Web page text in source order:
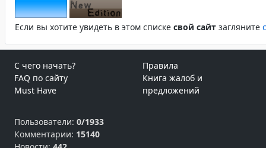
Если вы хотите увидеть в этом спиcке свой сайт загляните
С чего начать?
FAQ по сайту
Must Have
Правила
Книга жалоб и
предложений
Пользователи: 0/1933
Комментарии: 15140